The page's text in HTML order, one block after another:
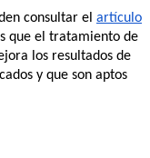
consultar el artículo
que el tratamiento de
los resultados de
y que son aptos